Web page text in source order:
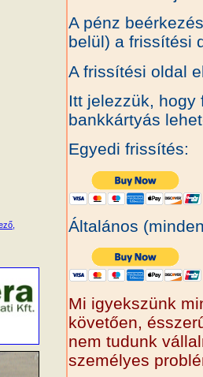
A pénz
belül) a frissítési
A frissítési oldal
Itt jelezzük,
bankkártyás
Egyedi frissítés:
Általános
Mi igyekszünk
követően,
nem tudunk
személyes